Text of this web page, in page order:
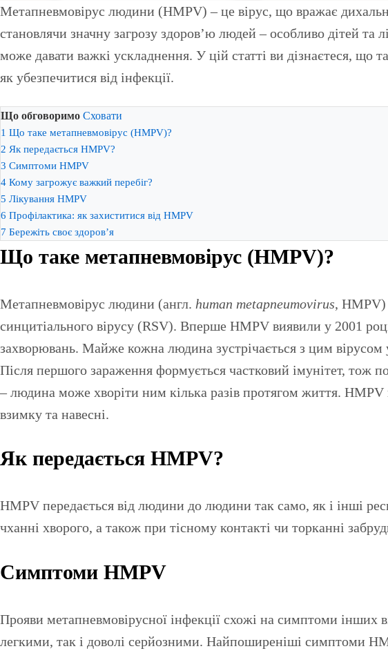
Метапневмовірус людини (HMPV) – це вірус, що вражає дихальні шляхи і здатен спричиняти серйозні захворювання легень (зокрема пневмонію),
становлячи значну загрозу здоров’ю людей – особливо дітей та
може давати важкі ускладнення. У цій статті ви дізнаєтеся, що
як убезпечитися від інфекції.
Що обговоримо Сховати
1 Що таке метапневмовірус (HMPV)?
2 Як передається HMPV?
3 Симптоми HMPV
4 Кому загрожує важкий перебіг?
5 Лікування HMPV
6 Профілактика: як захиститися від HMPV
7 Бережіть своє здоров’я
Що таке метапневмовірус (HMPV)?
Метапневмовірус людини (англ. human metapneumovirus, HMPV)
синцитіального вірусу (RSV). Вперше HMPV виявили у 2001
захворювань. Майже кожна людина зустрічається з цим вірусом
Після першого зараження формується частковий імунітет, тож
– людина може хворіти ним кілька разів протягом життя.
взимку та навесні.
Як передається HMPV?
HMPV передається від людини до людини так само, як і інші
чханні хворого, а також при тісному контакті чи торканні
Симптоми HMPV
Прояви метапневмовірусної інфекції схожі на симптоми
легкими, так і доволі серйозними. Найпоширеніші симптоми